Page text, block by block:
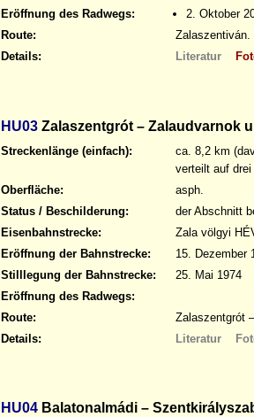
Eröffnung des Radwegs:
2. Oktober
Route:
Zalaszentiván.
Details:
Literatur
HU03 Zalaszentgrót – Zalaudvarnok
Streckenlänge (einfach):
ca. 8,2 km
verteilt auf
Oberfläche:
asph.
Status / Beschilderung:
der Abschnitt
Eisenbahnstrecke:
Zala völgyi
Eröffnung der Bahnstrecke:
15. Dezember
Stilllegung der Bahnstrecke:
25. Mai 1974
Eröffnung des Radwegs:
Route:
Zalaszentgrót
Details:
Literatur
HU04 Balatonalmádi –